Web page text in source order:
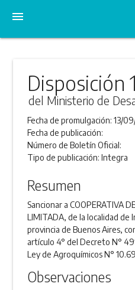
menu
Disposición
del Ministerio de
Fecha de promulgación:13/
Fecha de publicación:
Número de Boletín Oficial:
Tipo de publicación:Integra
Resumen
Sancionar a COOPERATIVA
LIMITADA, de la localidad de
provincia de Buenos Aires,
artículo 4° del Decreto N°
Ley de Agroquímicos N°
Observaciones